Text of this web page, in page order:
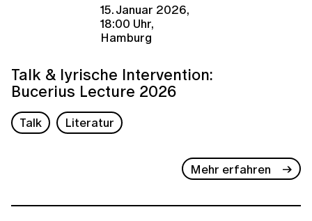
15. Januar 2026,
18:00 Uhr,
Hamburg
Talk & lyrische Intervention:
Bucerius Lecture 2026
Talk Literatur
Mehr erfahren